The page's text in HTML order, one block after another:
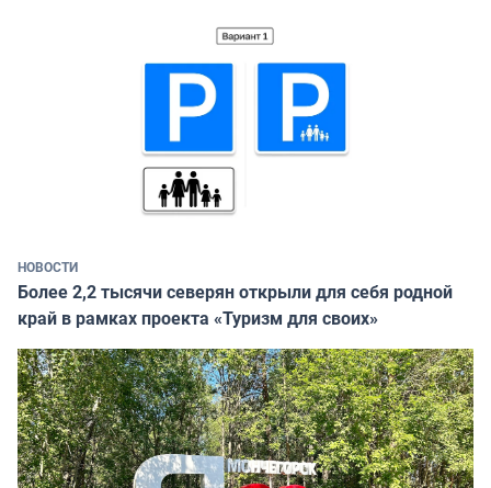
НОВОСТИ
Более 2,2 тысячи северян открыли для себя родной
край в рамках проекта «Туризм для своих»